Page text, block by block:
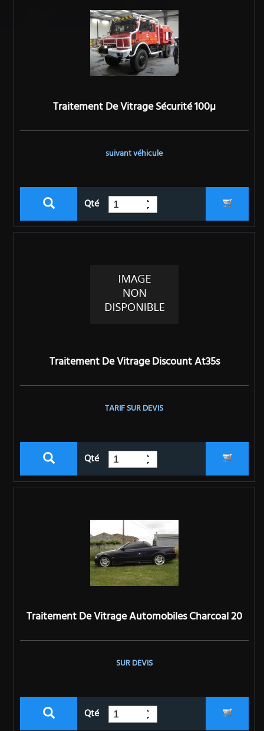
Traitement De Vitrage Sécurité 100µ
suivant véhicule
Qté
Traitement De Vitrage Discount At35s
TARIF SUR DEVIS
Qté
Traitement De Vitrage Automobiles Charcoal 20
SUR DEVIS
Qté